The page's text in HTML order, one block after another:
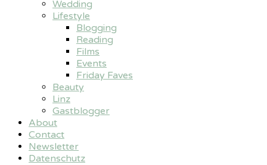
Wedding
Lifestyle
Blogging
Reading
Films
Events
Friday Faves
Beauty
Linz
Gastblogger
About
Contact
Newsletter
Datenschutz